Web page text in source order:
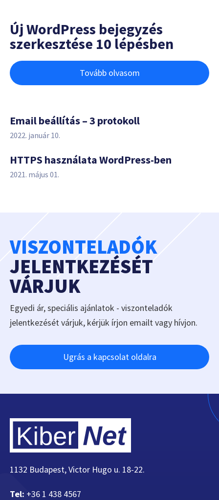
Új WordPress bejegyzés
szerkesztése 10 lépésben
Tovább olvasom
Email beállítás – 3 protokoll
2022. január 10.
HTTPS használata WordPress-ben
2021. május 01.
VISZONTELADÓK
JELENTKEZÉSÉT
VÁRJUK
Egyedi ár, speciális ajánlatok - viszonteladók
jelentkezését várjuk, kérjük írjon emailt vagy hívjon.
Ugrás a kapcsolat oldalra
1132 Budapest, Victor Hugo u. 18-22.
Tel: +36 1 438 4567